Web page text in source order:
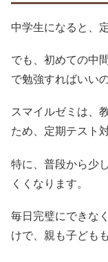
中学生になると、
でも、初めての中
で勉強すればいい
スマイルゼミは、
ため、定期テスト
特に、普段から少
くくなります。
毎日完璧にできな
けで、親も子ども